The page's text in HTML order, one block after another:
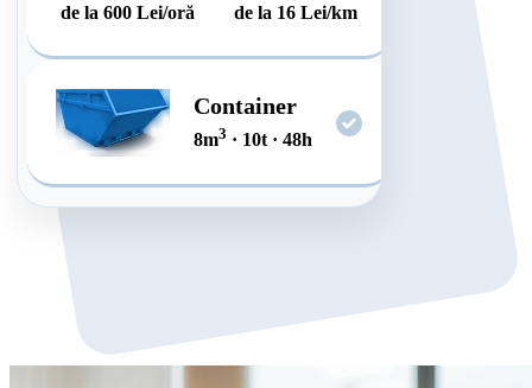
de la600 Lei/oră
de la 16 Lei/km
Container
8m3 · 10t · 48h